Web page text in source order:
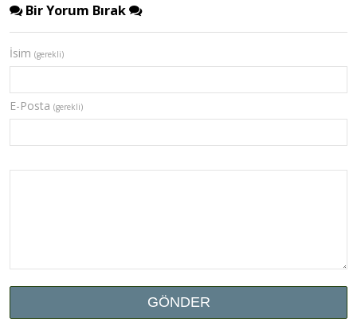
Bir Yorum Bırak
İsim (gerekli)
E-Posta (gerekli)